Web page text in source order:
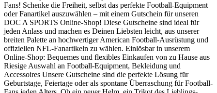
Fans! Schenke die Freiheit, selbst das perfekte Football-Equipment
oder Fanartikel auszuwählen – mit einem Gutschein für unseren
DOC A SPORTS Online-Shop! Diese Gutscheine sind ideal für
jeden Anlass und machen es Deinen Liebsten leicht, aus unserer
breiten Palette an hochwertiger American Football-Ausrüstung und
offiziellen NFL-Fanartikeln zu wählen. Einlösbar in unserem
Online-Shop: Bequemes und flexibles Einkaufen von zu Hause aus
Riesige Auswahl an Football-Equipment, Bekleidung und
Accessoires Unsere Gutscheine sind die perfekte Lösung für
Geburtstage, Feiertage oder als spontane Überraschung für Football-